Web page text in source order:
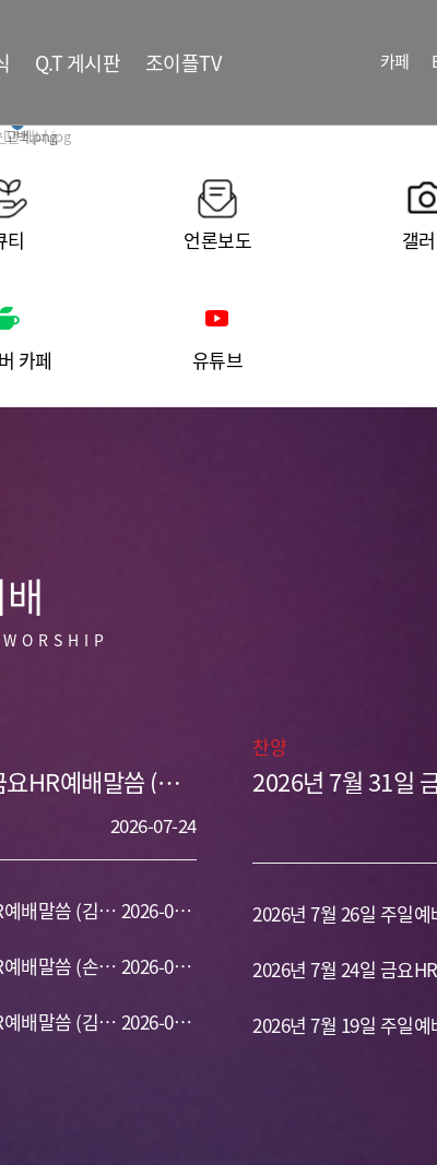
Q.T 게시판 조이플TV 카페
티 언론보도 갤
카페 유튜브
HR예배말씀 (손
2026-07-24
배말씀 (김용
함을 받은 자
2026-07-
17
배말씀 (손인 2026-07-
10
배말씀 (김용 2026-06-
찬양
2026년 7월 31일
니,두려워 말라,
이 왕이십니다)
2026년 7월 26일 주일
이 길 가는 것,아무도 예
예수 온 맘 다해)
2026년 7월 24일 금요
maker,생명 주께 있네,
2026년 7월 19일 주일